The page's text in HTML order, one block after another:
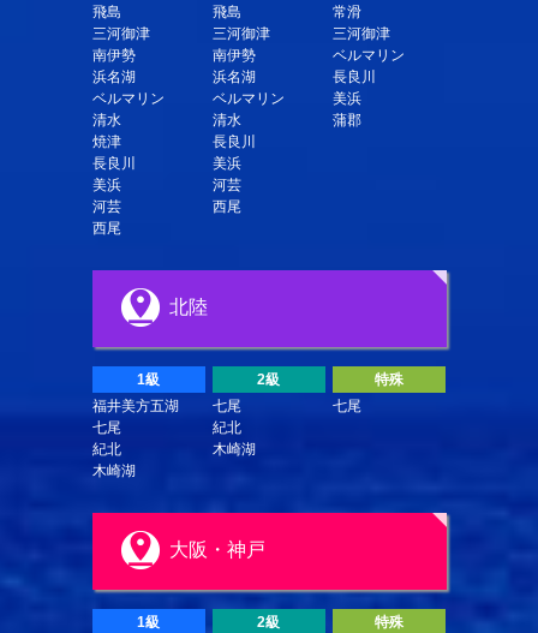
飛島
三河御津
南伊勢
浜名湖
ベルマリン
清水
焼津
長良川
美浜
河芸
西尾
飛島
三河御津
南伊勢
浜名湖
ベルマリン
清水
長良川
美浜
河芸
西尾
常滑
三河御津
ベルマリン
長良川
美浜
蒲郡
北陸
1級
福井美方五湖
七尾
紀北
木崎湖
2級
七尾
紀北
木崎湖
特殊
七尾
大阪・神戸
1級
2級
特殊